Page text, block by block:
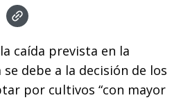
caída prevista en la
debe a la decisión de los
por cultivos “con mayor